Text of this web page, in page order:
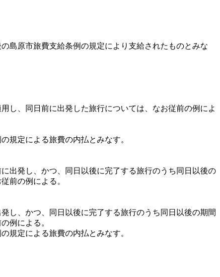
島原市旅費支給条例の規定により支給されたものとみな
し、同日前に出発した旅行については、なお従前の例によ
規定による旅費の内払とみなす。
出発し、かつ、同日以後に完了する旅行のうち同日以後の
前の例による。
し、かつ、同日以後に完了する旅行のうち同日以後の期間
例による。
規定による旅費の内払とみなす。